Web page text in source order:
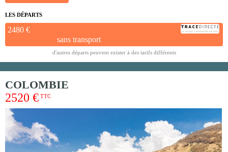
LES DÉPARTS
2480 €
sans transport
d'autres départs peuvent exister à des tarifs différents
COLOMBIE
2520 € TTC